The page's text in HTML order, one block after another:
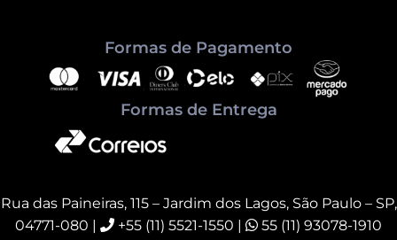
Formas de Pagamento
Formas de Entrega
Rua das Paineiras, 115 – Jardim dos Lagos, São Paulo – SP,
04771-080 | +55 (11) 5521-1550 | 55 (11) 93078-1910